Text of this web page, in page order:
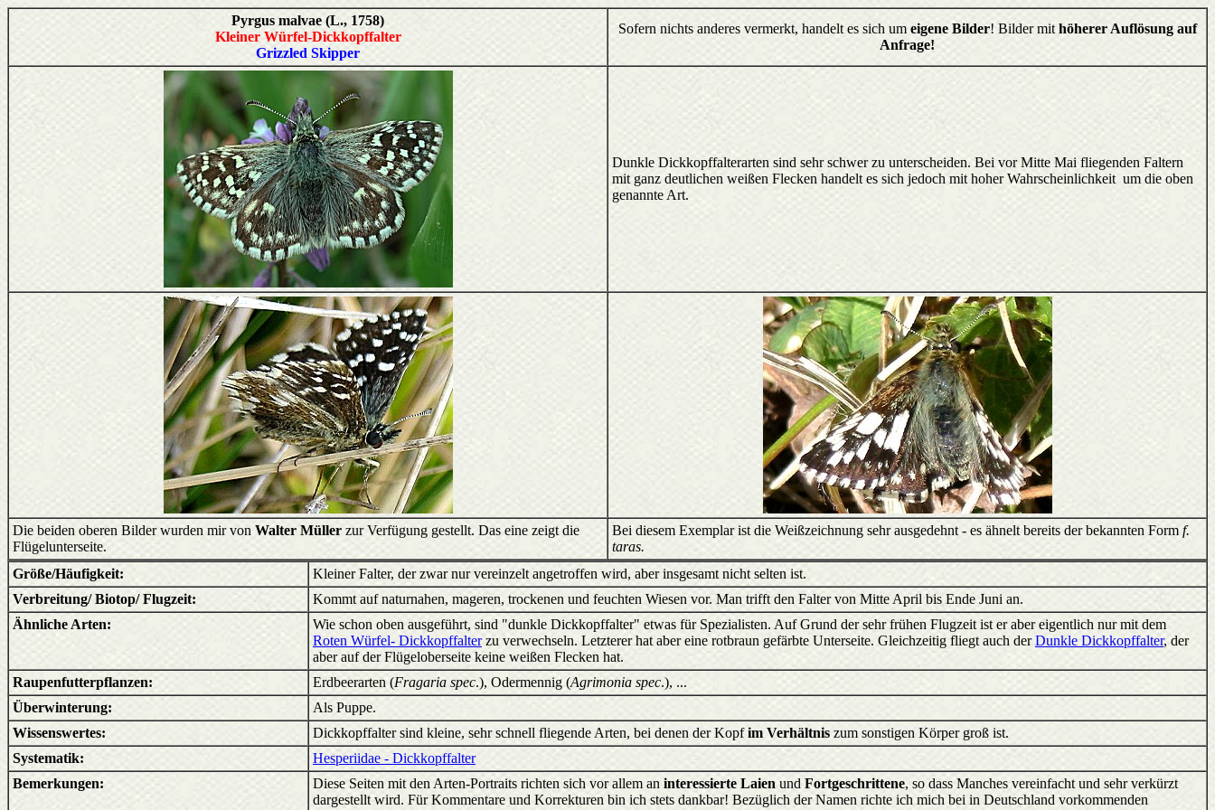
Pyrgus malvae (L., 1758)
Kleiner Würfel-Dickkopffalter
Grizzled Skipper
Sofern nichts anderes vermerkt, handelt es sich um eigene Bilder! Bilder mit höherer Auflösung auf
Anfrage!
Dunkle Dickkopffalterarten sind sehr schwer zu unterscheiden. Bei vor Mitte Mai fliegenden Faltern
mit ganz deutlichen weißen Flecken handelt es sich jedoch mit hoher Wahrscheinlichkeit um die oben
genannte Art.
Die beiden oberen Bilder wurden mir von Walter Müller zur Verfügung gestellt. Das eine zeigt die
Flügelunterseite.
Bei diesem Exemplar ist die Weißzeichnung sehr ausgedehnt - es ähnelt bereits der bekannten Form f.
taras.
Größe/Häufigkeit:
Kleiner Falter, der zwar nur vereinzelt angetroffen wird, aber insgesamt nicht selten ist.
Verbreitung/ Biotop/ Flugzeit:
Kommt auf naturnahen, mageren, trockenen und feuchten Wiesen vor. Man trifft den Falter von Mitte April bis Ende Juni an.
Ähnliche Arten:
Wie schon oben ausgeführt, sind "dunkle Dickkopffalter" etwas für Spezialisten. Auf Grund der sehr frühen Flugzeit ist er aber eigentlich nur mit dem
Roten Würfel- Dickkopffalterzu verwechseln. Letzterer hat aber eine rotbraun gefärbte Unterseite. Gleichzeitig fliegt auch derDunkle Dickkopffalter, der
aber auf der Flügeloberseite keine weißen Flecken hat.
Raupenfutterpflanzen:
Erdbeerarten (Fragaria spec.), Odermennig (Agrimonia spec.), ...
Überwinterung:
Als Puppe.
Wissenswertes:
Dickkopffalter sind kleine, sehr schnell fliegende Arten, bei denen der Kopfim Verhältnis zum sonstigen Körper groß ist.
Systematik:
Hesperiidae - Dickkopffalter
Bemerkungen:
Diese Seiten mit den Arten-Portraits richten sich vor allem an interessierte Laien und Fortgeschrittene, so dass Manches vereinfacht und sehr verkürzt
dargestellt wird. Für Kommentare und Korrekturen bin ich stets dankbar! Bezüglich der Namen richte ich mich bei in Deutschland vorkommenden